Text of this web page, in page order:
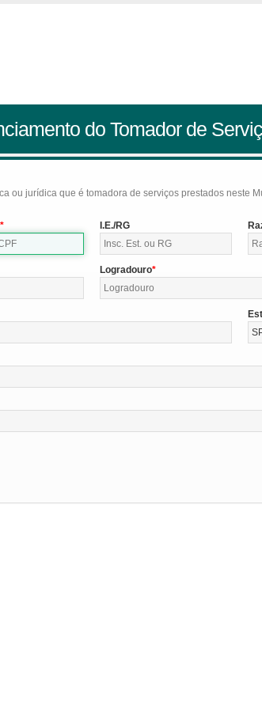
do Tomador de
ou jurídica que é tomadora de serviços prestados neste
I.E./RG
Logradouro